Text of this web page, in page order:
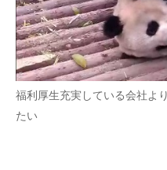
福利厚生充実している会社よ
たい